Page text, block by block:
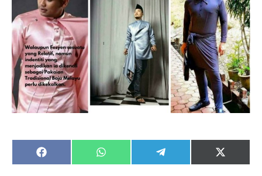
Share
on
Share
on
Share
on
Share
on